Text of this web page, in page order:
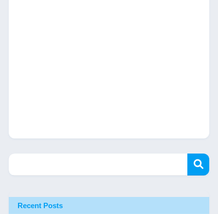
Recent Posts